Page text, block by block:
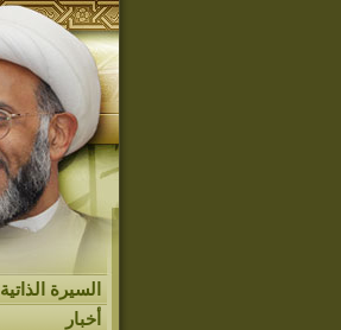
السيرة الذاتية
أخبار